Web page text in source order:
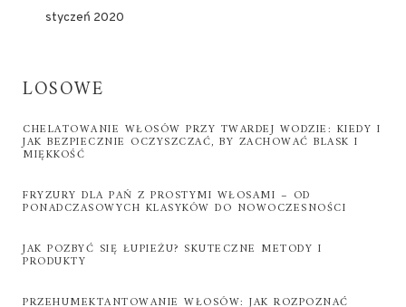
styczeń 2020
LOSOWE
CHELATOWANIE WŁOSÓW PRZY TWARDEJ WODZIE: KIEDY I
JAK BEZPIECZNIE OCZYSZCZAĆ, BY ZACHOWAĆ BLASK I
MIĘKKOŚĆ
FRYZURY DLA PAŃ Z PROSTYMI WŁOSAMI – OD
PONADCZASOWYCH KLASYKÓW DO NOWOCZESNOŚCI
JAK POZBYĆ SIĘ ŁUPIEŻU? SKUTECZNE METODY I
PRODUKTY
PRZEHUMEKTANTOWANIE WŁOSÓW: JAK ROZPOZNAĆ